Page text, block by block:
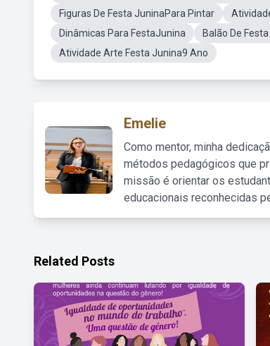
Figuras De Festa JuninaPara Pintar
Dinâmicas Para FestaJunina
Balão De
Atividade Arte Festa Junina9 Ano
Emelie
Como mentor, minha
métodos pedagógicos que
missão é orientar os
educacionais reconhecidas
Related Posts